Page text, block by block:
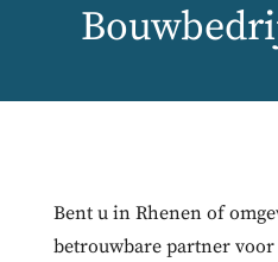
Bent u in Rhenen of
betrouwbare partner